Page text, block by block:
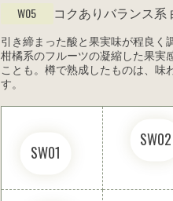
W05 コクありバランス系
引き締まった酸と果実味が程良く
柑橘系のフルーツの凝縮した果実
ことも。樽で熟成したものは、
す。
SW01
SW02